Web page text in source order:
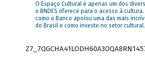
O Espaço Cultural é apenas um dos
o BNDES oferece para o acesso à
como o Banco apoiou uma das mais
do Brasil e como investe no setor cultural.